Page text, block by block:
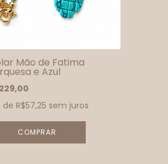
Mão de Fatima
e Azul
de R$57,25 sem juros